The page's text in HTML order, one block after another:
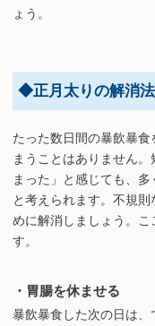
ょう。
◆正月太りの解消法
たった数日間の暴飲暴
まうことはありません
まった」と感じても、
と考えられます。不規
めに解消しましょう。こ
す。
・胃腸を休ませる
暴飲暴食した次の日は、